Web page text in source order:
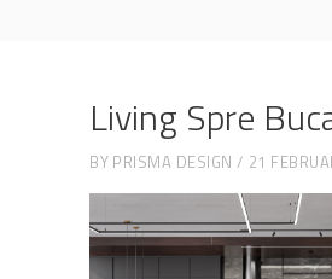
Living Spre
BY PRISMA DESIGN 21